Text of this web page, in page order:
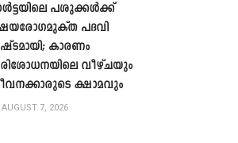
പശുക്കൾക്ക്
പദവി
കാരണം
വീഴ്ചയും
ക്ഷാമവും
AUGUST 7, 2026